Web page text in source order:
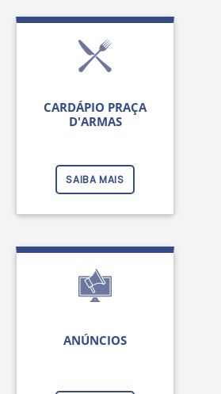
CARDÁPIO PRAÇA
D'ARMAS
SAIBA MAIS
ANÚNCIOS